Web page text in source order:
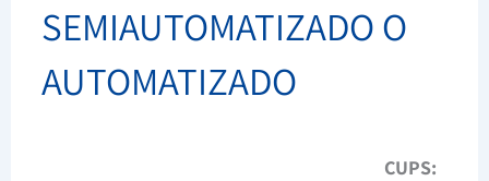
SEMIAUTOMATIZADO O
AUTOMATIZADO
CUPS: